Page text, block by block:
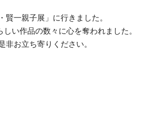
一親子展」に行きました。
い作品の数々に心を奪われました。
お立ち寄りください。